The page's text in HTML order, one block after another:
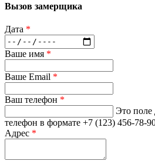
Вызов замерщика
Дата *
Ваше имя *
Ваше Email *
Ваш телефон *
Это поле
телефон в формате +7 (123) 456-78-
Адрес *